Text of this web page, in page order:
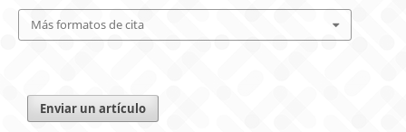
Más formatos de cita
Enviar un artículo